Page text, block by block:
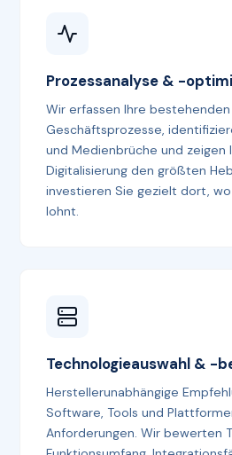
Prozessanalyse & -
Wir erfassen Ihre bestehenden
Geschäftsprozesse,
und Medienbrüche und zeigen
Digitalisierung den größten
investieren Sie gezielt dort,
lohnt.
Technologieauswahl & -
Herstellerunabhängige
Software, Tools und
Anforderungen. Wir bewerten